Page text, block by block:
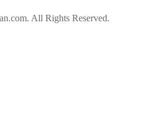
All Rights Reserved.